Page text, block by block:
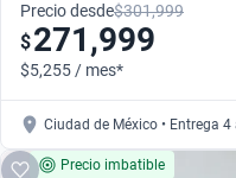
Precio desde$301,999
$271,999
$5,255 / mes*
Ciudad de México • Entrega
Precio imbatible